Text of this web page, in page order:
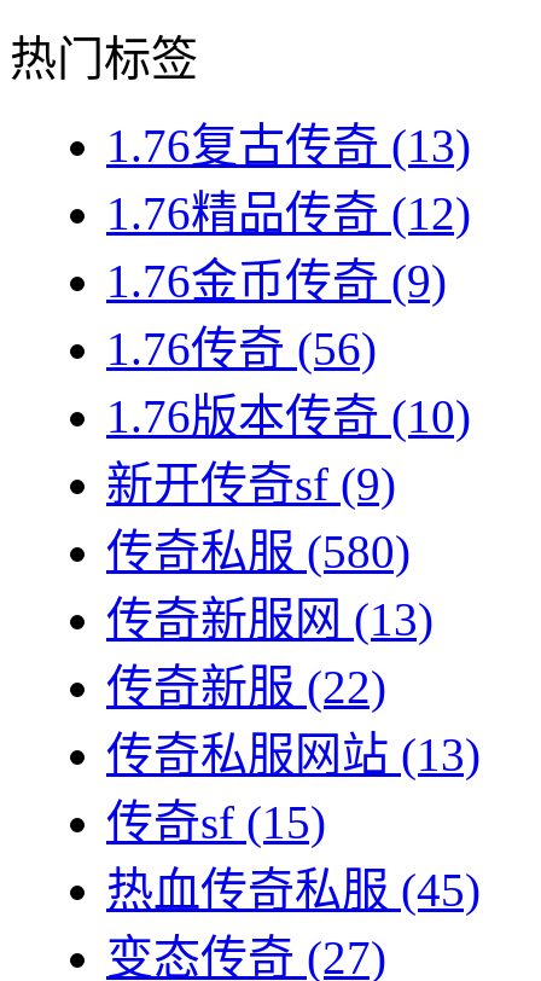
热门标签
1.76复古传奇 (13)
1.76精品传奇 (12)
1.76金币传奇 (9)
1.76传奇 (56)
1.76版本传奇 (10)
新开传奇sf (9)
传奇私服 (580)
传奇新服网 (13)
传奇新服 (22)
传奇私服网站 (13)
传奇sf (15)
热血传奇私服 (45)
变态传奇 (27)